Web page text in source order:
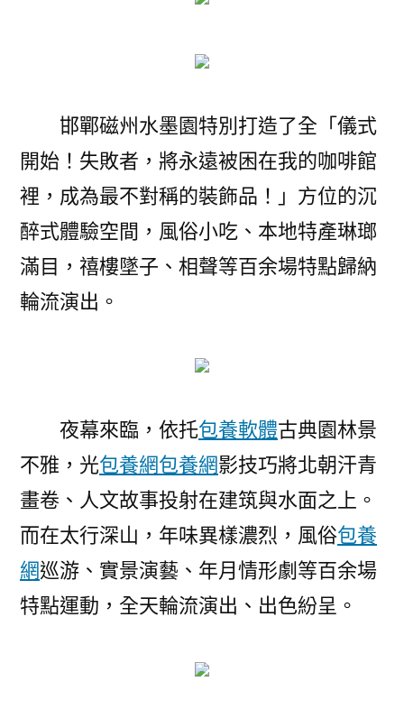
邯鄲磁州水墨園特別打造了全「儀式
開始！失敗者，將永遠被困在我的咖啡館
裡，成為最不對稱的裝飾品！」方位的沉
醉式體驗空間，風俗小吃、本地特產琳瑯
滿目，禧樓墜子、相聲等百余場特點歸納
輪流演出。
夜幕來臨，依托包養軟體古典園林景
不雅，光包養網包養網影技巧將北朝汗青
畫卷、人文故事投射在建筑與水面之上。
而在太行深山，年味異樣濃烈，風俗包養
網巡游、實景演藝、年月情形劇等百余場
特點運動，全天輪流演出、出色紛呈。